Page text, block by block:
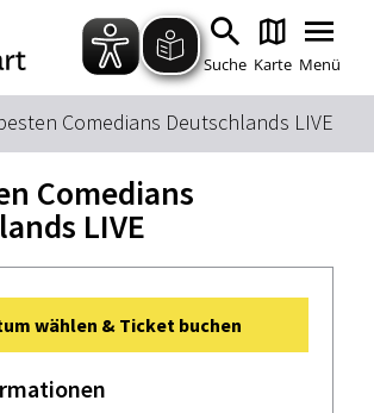
Zum Hauptinhalt springen
Zur Suche springen
Zur Hauptnavigation
Zum Footer springen
Suche Karte Menü
Tickets
Übernachtung
Comedians Deutschlands LIVE
Comedians
LIVE
wählen & Ticket buchen